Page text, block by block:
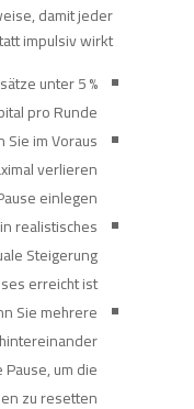
damit jeder
impulsiv wirkt.
unter 5 %
pro Runde.
Sie im Voraus
verlieren
einlegen.
realistisches
Steigerung
erreicht ist.
Sie mehrere
um die
zu resetten.